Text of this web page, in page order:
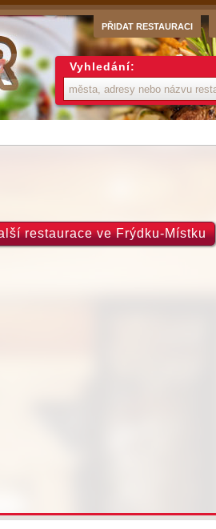
PŘIDAT RESTAURACI
restaurace ve Frýdku-Místku
Vyhledání: